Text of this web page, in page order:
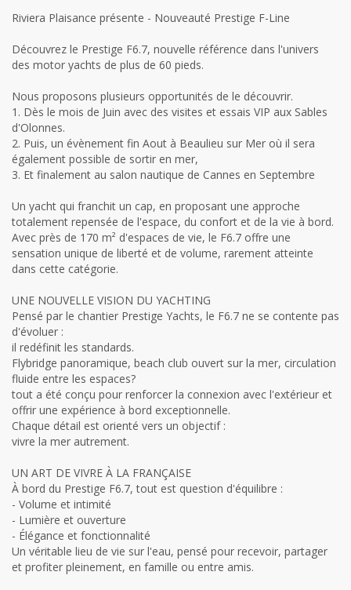
Riviera Plaisance présente - Nouveauté Prestige F-Line
Découvrez le Prestige F6.7, nouvelle référence dans l'univers
des motor yachts de plus de 60 pieds.
Nous proposons plusieurs opportunités de le découvrir.
1. Dès le mois de Juin avec des visites et essais VIP aux Sables
d'Olonnes.
2. Puis, un évènement fin Aout à Beaulieu sur Mer où il sera
également possible de sortir en mer,
3. Et finalement au salon nautique de Cannes en Septembre
Un yacht qui franchit un cap, en proposant une approche
totalement repensée de l'espace, du confort et de la vie à bord.
Avec près de 170 m² d'espaces de vie, le F6.7 offre une
sensation unique de liberté et de volume, rarement atteinte
dans cette catégorie.
UNE NOUVELLE VISION DU YACHTING
Pensé par le chantier Prestige Yachts, le F6.7 ne se contente pas
d'évoluer :
il redéfinit les standards.
Flybridge panoramique, beach club ouvert sur la mer, circulation
fluide entre les espaces?
tout a été conçu pour renforcer la connexion avec l'extérieur et
offrir une expérience à bord exceptionnelle.
Chaque détail est orienté vers un objectif :
vivre la mer autrement.
UN ART DE VIVRE À LA FRANÇAISE
À bord du Prestige F6.7, tout est question d'équilibre :
- Volume et intimité
- Lumière et ouverture
- Élégance et fonctionnalité
Un véritable lieu de vie sur l'eau, pensé pour recevoir, partager
et profiter pleinement, en famille ou entre amis.